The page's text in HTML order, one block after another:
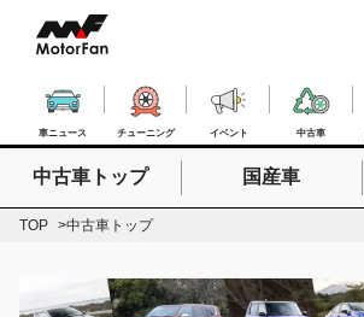
車ニュース チューニング イベント 中古車
検索したいキーワードを入力
中古車トップ 国産車
TOP 中古車トップ